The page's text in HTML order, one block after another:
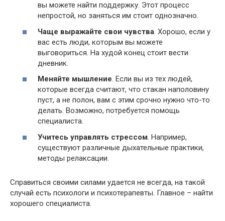
вы можете найти поддержку. Этот процесс
непростой, но заняться им стоит однозначно.
Чаще выражайте свои чувства . Хорошо, если у
вас есть люди, которым вы можете
выговориться. На худой конец стоит вести
дневник.
Меняйте мышление. Если вы из тех людей,
которые всегда считают, что стакан наполовину
пуст, а не полон, вам с этим срочно нужно что-то
делать. Возможно, потребуется помощь
специалиста.
Учитесь управлять стрессом . Например,
существуют различные дыхательные практики,
методы релаксации.
Справиться своими силами удается не всегда, на такой
случай есть психологи и психотерапевты. Главное – найти
хорошего специалиста.